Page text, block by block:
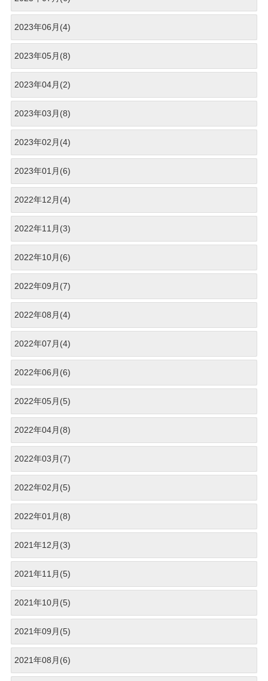
2023年06月(4)
2023年05月(8)
2023年04月(2)
2023年03月(8)
2023年02月(4)
2023年01月(6)
2022年12月(4)
2022年11月(3)
2022年10月(6)
2022年09月(7)
2022年08月(4)
2022年07月(4)
2022年06月(6)
2022年05月(5)
2022年04月(8)
2022年03月(7)
2022年02月(5)
2022年01月(8)
2021年12月(3)
2021年11月(5)
2021年10月(5)
2021年09月(5)
2021年08月(6)